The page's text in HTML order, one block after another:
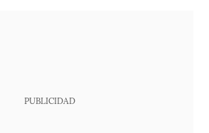
PUBLICIDAD